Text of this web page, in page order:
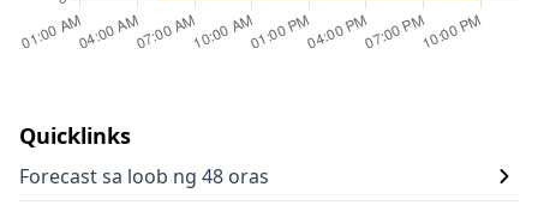
Quicklinks
Forecast sa loob ng 48 oras